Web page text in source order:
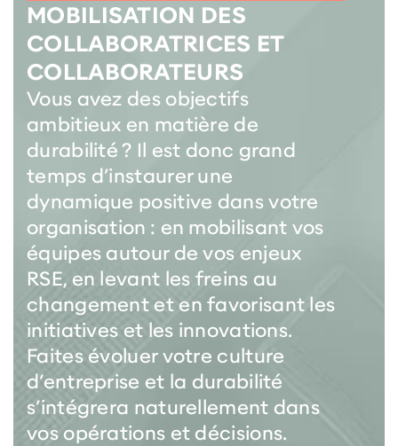
MOBILISATION DES
COLLABORATRICES ET
COLLABORATEURS
Vous avez des objectifs
ambitieux en matière de
durabilité ? Il est donc grand
temps d’instaurer une
dynamique positive dans votre
organisation : en mobilisant vos
équipes autour de vos enjeux
RSE, en levant les freins au
changement et en favorisant les
initiatives et les innovations.
Faites évoluer votre culture
d’entreprise et la durabilité
s’intégrera naturellement dans
vos opérations et décisions.